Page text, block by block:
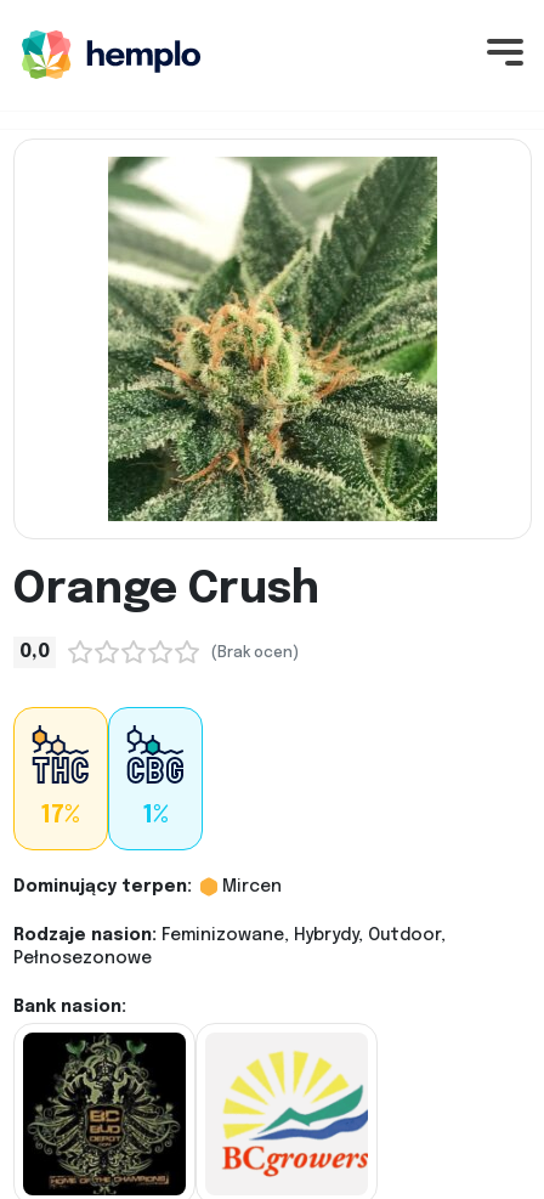
Orange Crush
0,0 (Brak ocen)
17% 1%
Dominujący terpen: Mircen
Rodzaje nasion: Feminizowane, Hybrydy, Outdoor,
Pełnosezonowe
Bank nasion: